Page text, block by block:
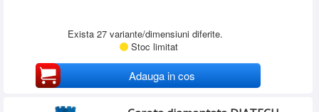
Exista 27 variante/dimensiuni diferite.
Stoc limitat
Adauga in cos